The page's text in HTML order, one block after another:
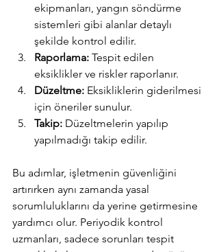
ekipmanları, yangın söndürme
sistemleri gibi alanlar detaylı
şekilde kontrol edilir.
Raporlama: Tespit edilen
eksiklikler ve riskler raporlanır.
Düzeltme: Eksikliklerin giderilmesi
için öneriler sunulur.
Takip: Düzeltmelerin yapılıp
yapılmadığı takip edilir.
Bu adımlar, işletmenin güvenliğini
artırırken aynı zamanda yasal
sorumluluklarını da yerine getirmesine
yardımcı olur. Periyodik kontrol
uzmanları, sadece sorunları tespit